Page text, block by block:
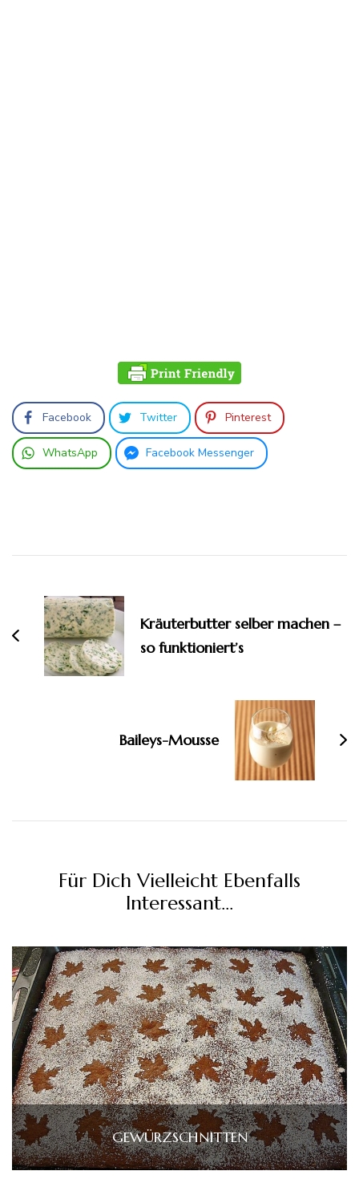
Facebook Twitter Pinterest
WhatsApp Facebook Messenger
Kräuterbutter selber machen –
so funktioniert’s
Baileys-Mousse
Für Dich Vielleicht Ebenfalls
Interessant...
GEWÜRZSCHNITTEN